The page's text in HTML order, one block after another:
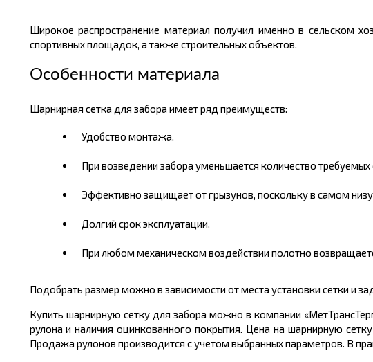
Широкое распространение материал получил именно в сельском
спортивных площадок, а также строительных объектов.
Особенности материала
Шарнирная сетка для забора имеет ряд преимуществ:
Удобство монтажа.
При возведении забора уменьшается количество требуемых
Эффективно защищает от грызунов, поскольку в самом
Долгий срок эксплуатации.
При любом механическом воздействии полотно
Подобрать размер можно в зависимости от места установки сетки и
Купить шарнирную сетку для забора можно в компании
рулона и наличия оцинкованного покрытия. Цена на шарнирную
Продажа рулонов производится с учетом выбранных параметров. В